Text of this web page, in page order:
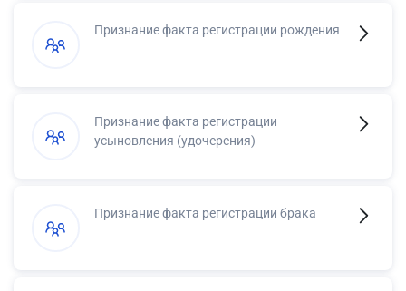
Признание факта регистрации рождения
Признание факта регистрации
усыновления (удочерения)
Признание факта регистрации брака